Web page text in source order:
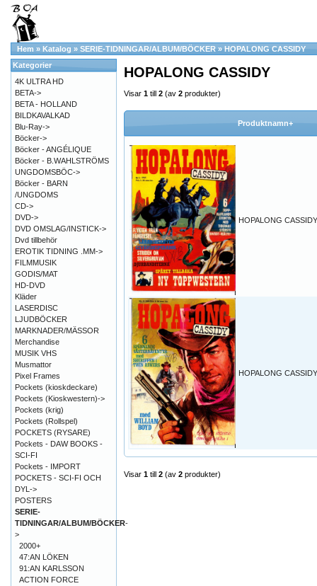
Hem » Katalog » SERIE-TIDNINGAR/ALBUM/BÖCKER » HOPALONG CASSIDY
HOPALONG CASSIDY
Visar 1 till 2 (av 2 produkter)
Produktnamn+
HOPALONG
HOPALONG
Visar 1 till 2 (av 2 produkter)
Kategorier
4K ULTRA HD
BETA->
BETA - HOLLAND
BILDKAVALKAD
Blu-Ray->
Böcker->
Böcker - ANGÉLIQUE
Böcker - B.WAHLSTRÖMS
UNGDOMSBÖC->
Böcker - BARN
/UNGDOMS
CD->
DVD->
DVD OMSLAG/INSTICK->
Dvd tillbehör
EROTIK TIDNING .MM->
FILMMUSIK
GODIS/MAT
HD-DVD
Kläder
LASERDISC
LJUDBÖCKER
MARKNADER/MÄSSOR
Merchandise
MUSIK VHS
Musmattor
Pixel Frames
Pockets (kioskdeckare)
Pockets (Kioskwestern)->
Pockets (krig)
Pockets (Rollspel)
POCKETS (RYSARE)
Pockets - DAW BOOKS -
SCI-FI
Pockets - IMPORT
POCKETS - SCI-FI OCH
DYL->
POSTERS
SERIE-
TIDNINGAR/ALBUM/BÖCKER-
>
2000+
47:AN LÖKEN
91:AN KARLSSON
ACTION FORCE